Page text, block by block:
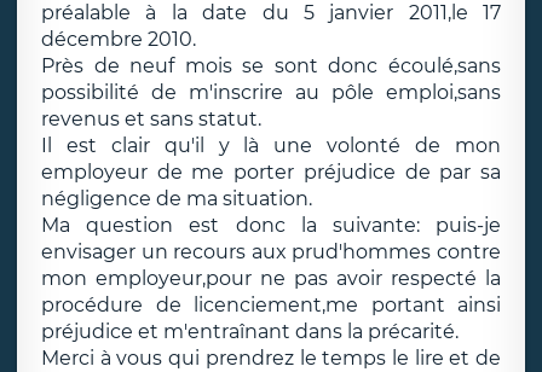
préalable à la date du 5 janvier 2011,le 17
décembre 2010.
Près de neuf mois se sont donc écoulé,sans
possibilité de m'inscrire au pôle emploi,sans
revenus et sans statut.
Il est clair qu'il y là une volonté de mon
employeur de me porter préjudice de par sa
négligence de ma situation.
Ma question est donc la suivante: puis-je
envisager un recours aux prud'hommes contre
mon employeur,pour ne pas avoir respecté la
procédure de licenciement,me portant ainsi
préjudice et m'entraînant dans la précarité.
Merci à vous qui prendrez le temps le lire et de